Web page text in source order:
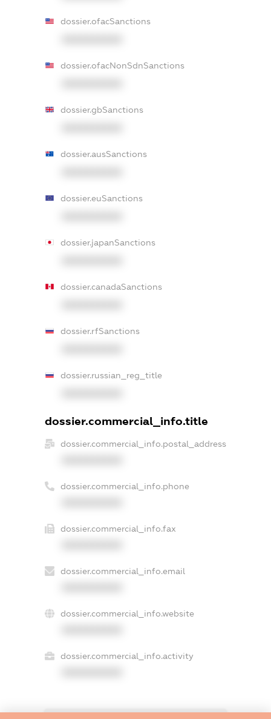
dossier.ofacSanctions
dossier.ofacNonSdnSanctions
dossier.gbSanctions
dossier.ausSanctions
dossier.euSanctions
dossier.japanSanctions
dossier.canadaSanctions
dossier.rfSanctions
dossier.russian_reg_title
dossier.commercial_info.title
dossier.commercial_info.postal_address
dossier.commercial_info.phone
dossier.commercial_info.fax
dossier.commercial_info.email
dossier.commercial_info.website
dossier.commercial_info.activity